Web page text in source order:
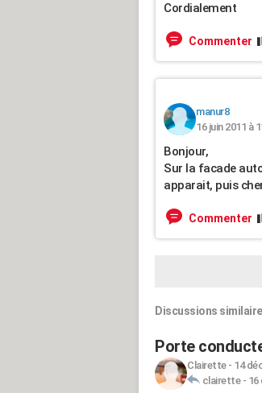
Cordialement
Commenter
manur8
16 juin 2011 à
Bonjour,
Sur la facade
apparait, puis
Commenter
Discussions
Porte
Clairette- 14
clairette- 16